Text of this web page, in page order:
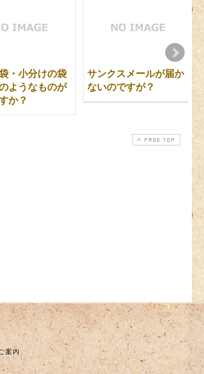
・小分けの袋
ようなものが
か？
サンクスメールが届か
ないのですが？
PAGE TOP
案内